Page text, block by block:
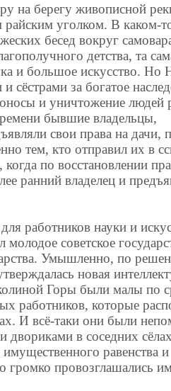
на берегу живописной
райским уголком. В каком-
бесед вокруг
детства, та
и большое искусство. Но
за богатое
и уничтожение людей
бывшие владельцы,
свои права на дачи,
тем, кто отправил их в
по восстановлении
ранний владелец и
работников науки и
советское
Умышленно, по
новая
Горы были малы по
работников, которые
И всё-таки они были
двориками в соседних
равенства и
громко провозглашались